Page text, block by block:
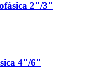
2"/3"
4"/6"